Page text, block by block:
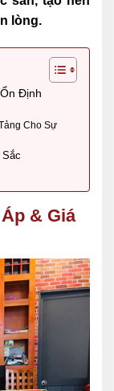
lòng.
Định
Cho Sự
& Giá